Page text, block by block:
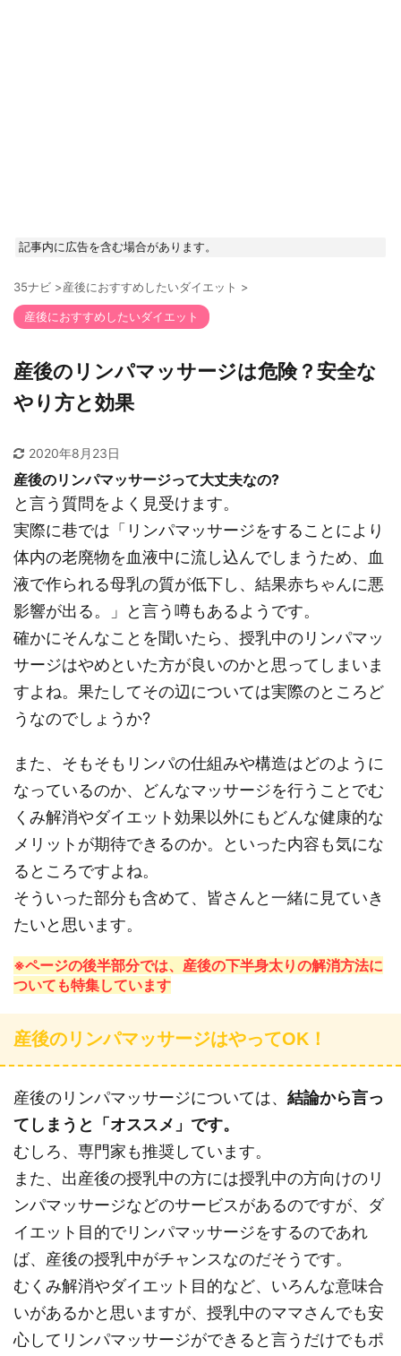
記事内に広告を含む場合があります。
35ナビ >産後におすすめしたいダイエット >
産後におすすめしたいダイエット
産後のリンパマッサージは危険？安全な
やり方と効果
2020年8月23日
産後のリンパマッサージって大丈夫なの?
と言う質問をよく見受けます。
実際に巷では「リンパマッサージをすることにより
体内の老廃物を血液中に流し込んでしまうため、血
液で作られる母乳の質が低下し、結果赤ちゃんに悪
影響が出る。」と言う噂もあるようです。
確かにそんなことを聞いたら、授乳中のリンパマッ
サージはやめといた方が良いのかと思ってしまいま
すよね。果たしてその辺については実際のところど
うなのでしょうか?
また、そもそもリンパの仕組みや構造はどのように
なっているのか、どんなマッサージを行うことでむ
くみ解消やダイエット効果以外にもどんな健康的な
メリットが期待できるのか。といった内容も気にな
るところですよね。
そういった部分も含めて、皆さんと一緒に見ていき
たいと思います。
※ページの後半部分では、産後の下半身太りの解消方法に
ついても特集しています
産後のリンパマッサージはやってOK！
産後のリンパマッサージについては、 結論から言っ
てしまうと「オススメ」です。
むしろ、専門家も推奨しています。
また、出産後の授乳中の方には授乳中の方向けのリ
ンパマッサージなどのサービスがあるのですが、ダ
イエット目的でリンパマッサージをするのであれ
ば、産後の授乳中がチャンスなのだそうです。
むくみ解消やダイエット目的など、いろんな意味合
いがあるかと思いますが、授乳中のママさんでも安
心してリンパマッサージができると言うだけでもポ